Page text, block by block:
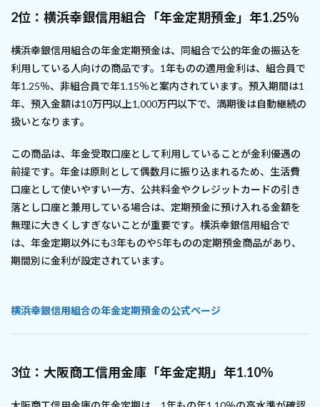
2位：横浜幸銀信用組合「年金定期預金」年1.25％
横浜幸銀信用組合の年金定期預金は、同組合で公的年金の振込を
利用している人向けの商品です。1年ものの適用金利は、組合員で
年1.25％、非組合員で年1.15％と案内されています。預入期間は1
年、預入金額は10万円以上1,000万円以下で、満期後は自動継続の
扱いとなります。
この商品は、年金受取口座として利用していることが金利優遇の
前提です。年金は原則として偶数月に振り込まれるため、生活費
口座として使いやすい一方、公共料金やクレジットカードの引き
落とし口座と兼用している場合は、定期預金に預け入れる金額を
無理に大きくしすぎないことが重要です。横浜幸銀信用組合で
は、年金定期以外にも3年ものや5年ものの定期預金商品があり、
期間別に金利が設定されています。
横浜幸銀信用組合の年金定期預金の公式ページ
3位：大阪商工信用金庫「年金定期」年1.10％